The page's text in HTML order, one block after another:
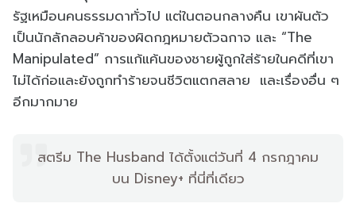
รัฐเหมือนคนธรรมดาทั่วไป แต่ในตอนกลางคืน เขาผันตัว
เป็นนักลักลอบค้าของผิดกฎหมายตัวฉกาจ และ “The
Manipulated” การแก้แค้นของชายผู้ถูกใส่ร้ายในคดีที่เขา
ไม่ได้ก่อและยังถูกทำร้ายจนชีวิตแตกสลาย และเรื่องอื่น ๆ
อีกมากมาย
สตรีม The Husband ได้ตั้งแต่วันที่ 4 กรกฎาคม
บน Disney+ ที่นี่ที่เดียว